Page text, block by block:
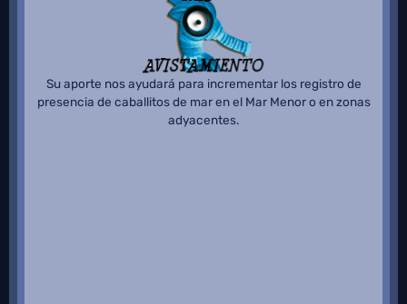
Su aporte nos ayudará para incrementar los registro de
presencia de caballitos de mar en el Mar Menor o en zonas
adyacentes.